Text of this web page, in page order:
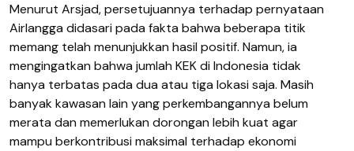
Menurut Arsjad, persetujuannya terhadap pernyataan
Airlangga didasari pada fakta bahwa beberapa titik
memang telah menunjukkan hasil positif. Namun, ia
mengingatkan bahwa jumlah KEK di Indonesia tidak
hanya terbatas pada dua atau tiga lokasi saja. Masih
banyak kawasan lain yang perkembangannya belum
merata dan memerlukan dorongan lebih kuat agar
mampu berkontribusi maksimal terhadap ekonomi